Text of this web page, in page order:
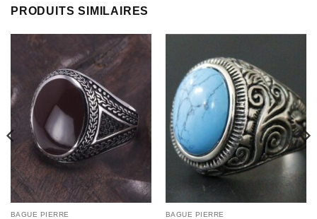
PRODUITS SIMILAIRES
BAGUE PIERRE BAGUE PIERRE